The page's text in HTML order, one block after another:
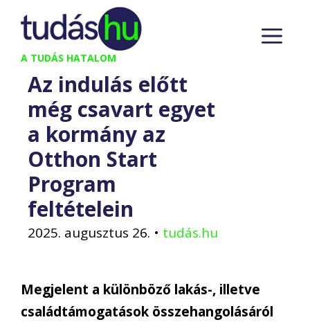
Kilépés
tartalomba
A TUDÁS HATALOM
Az indulás előtt
még csavart egyet
a kormány az
Otthon Start
Program
feltételein
2025. augusztus 26. • tudás.hu
Megjelent a különböző lakás-, illetve
családtámogatások összehangolásáról